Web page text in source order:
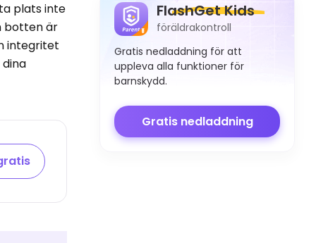
plats inte
botten är
integritet
FlashGet Kids
föräldrakontroll
Gratis nedladdning för att
uppleva alla funktioner för
barnskydd.
Gratis nedladdning